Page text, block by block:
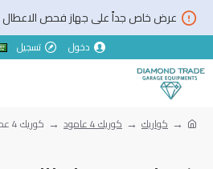
عرض خاص جداً على جهاز فحص الاعطال
دخول تسجيل
كواريك كوريك 4 عامود كوريك 4 عمود ايطالي SQ-350